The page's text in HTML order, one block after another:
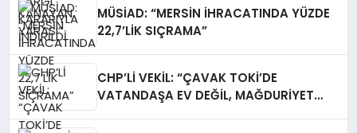
MÜSİAD: “MERSİN İHRACATINDA YÜZDE
22,7’LİK SIÇRAMA”
CHP’Lİ VEKİL: “ÇAVAK TOKİ’DE
VATANDAŞA EV DEĞİL, MAĞDURİYET